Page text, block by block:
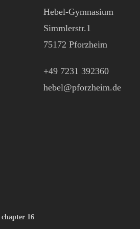
Hebel-Gymnasium
Simmlerstr.1
75172 Pforzheim
+49 7231 392360
hebel@pforzheim.de
chapter 16